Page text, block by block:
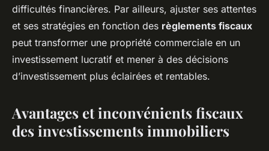
difficultés financières. Par ailleurs, ajuster ses attentes
et ses stratégies en fonction des règlements fiscaux
peut transformer une propriété commerciale en un
investissement lucratif et mener à des décisions
d’investissement plus éclairées et rentables.
Avantages et inconvénients fiscaux
des investissements immobiliers